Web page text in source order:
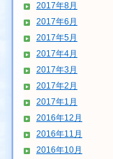
2017年8月
2017年6月
2017年5月
2017年4月
2017年3月
2017年2月
2017年1月
2016年12月
2016年11月
2016年10月